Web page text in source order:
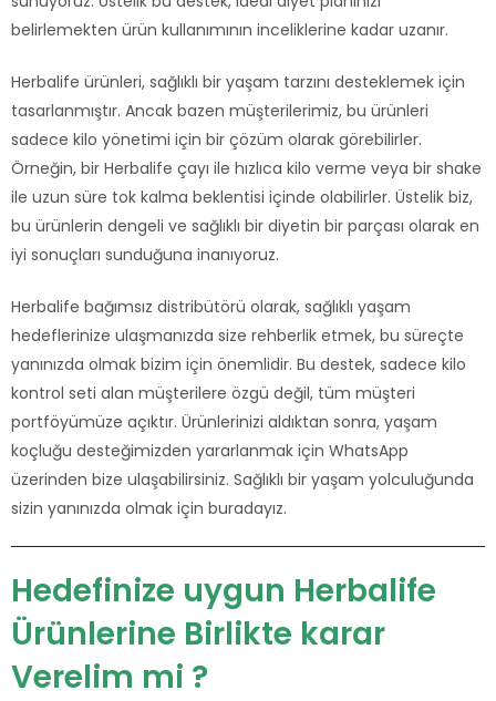
belirlemekten ürün kullanımının inceliklerine kadar uzanır.
Herbalife ürünleri, sağlıklı bir yaşam tarzını desteklemek için
tasarlanmıştır. Ancak bazen müşterilerimiz, bu ürünleri
sadece kilo yönetimi için bir çözüm olarak görebilirler.
Örneğin, bir Herbalife çayı ile hızlıca kilo verme veya bir shake
ile uzun süre tok kalma beklentisi içinde olabilirler. Üstelik biz,
bu ürünlerin dengeli ve sağlıklı bir diyetin bir parçası olarak en
iyi sonuçları sunduğuna inanıyoruz.
Herbalife bağımsız distribütörü olarak, sağlıklı yaşam
hedeflerinize ulaşmanızda size rehberlik etmek, bu süreçte
yanınızda olmak bizim için önemlidir. Bu destek, sadece kilo
kontrol seti alan müşterilere özgü değil, tüm müşteri
portföyümüze açıktır. Ürünlerinizi aldıktan sonra, yaşam
koçluğu desteğimizden yararlanmak için WhatsApp
üzerinden bize ulaşabilirsiniz. Sağlıklı bir yaşam yolculuğunda
sizin yanınızda olmak için buradayız.
Hedefinize uygun Herbalife
Ürünlerine Birlikte karar
Verelim mi ?